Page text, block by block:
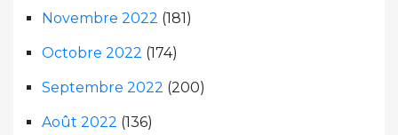
Novembre 2022 (181)
Octobre 2022 (174)
Septembre 2022 (200)
Août 2022 (136)